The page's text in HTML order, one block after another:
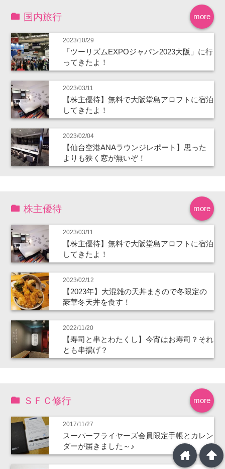
more
国内旅行
2023/10/29
「ツーリズムEXPOジャパン2023大阪」に行
ってきたよ！
2023/03/11
【株主優待】無料で大阪堂島アロフトに宿泊
してきたよ！
2023/02/04
【仙台空港ANAラウンジレポート】思った
よりも狭く窓が無いぞ！
more
株主優待
2023/03/11
【株主優待】無料で大阪堂島アロフトに宿泊
してきたよ！
2023/02/12
【2023年】大混雑の天丼まきので冬限定の
豪華冬天丼を食す！
2022/11/20
【寿司と串とわたくし】今宵はお寿司？それ
とも串揚げ？
more
ＳＦＣ修行
2017/11/27
スーパーフライヤーズ会員限定手帳とカレン
ダーが届きました～♪
arrowup
home